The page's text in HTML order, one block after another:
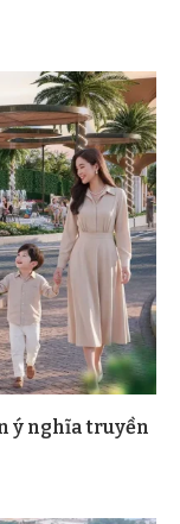
ý nghĩa truyền